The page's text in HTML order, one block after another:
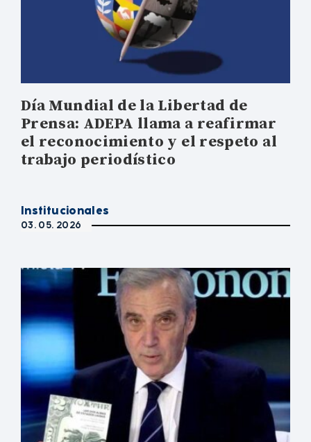
Día Mundial de la Libertad de
Prensa: ADEPA llama a reafirmar
el reconocimiento y el respeto al
trabajo periodístico
Institucionales
03. 05. 2026